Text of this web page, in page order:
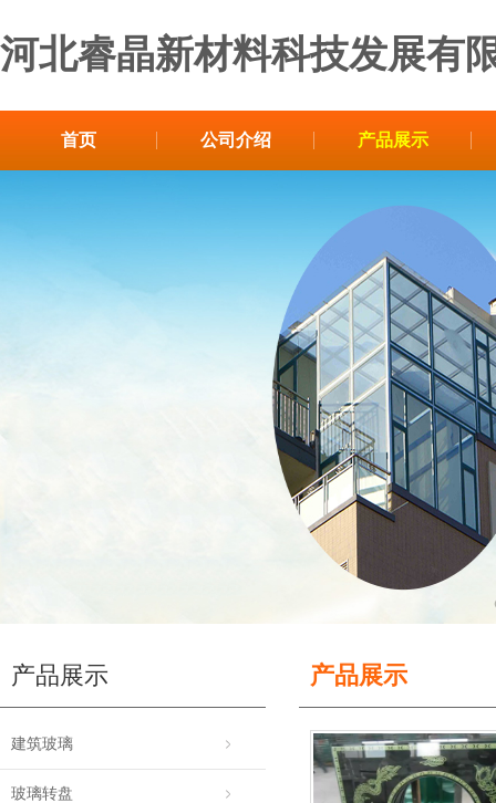
河北睿晶新材料科技发展有
首页 公司介绍 产品展示
产品展示
建筑玻璃
玻璃转盘
产品展示